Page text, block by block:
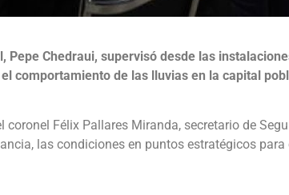
Pepe Chedraui, supervisó desde las
comportamiento de las lluvias en la capital
Félix Pallares Miranda, secretario de
las condiciones en puntos estratégicos